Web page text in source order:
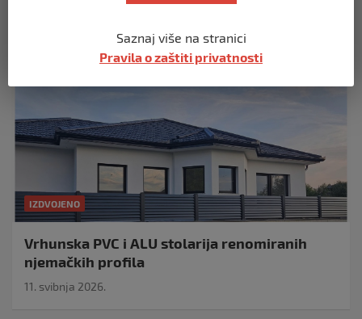
IZDVOJENO
Vrhunska PVC i ALU stolarija renomiranih
njemačkih profila
11. svibnja 2026.
Saznaj više na stranici
Pravila o zaštiti privatnosti